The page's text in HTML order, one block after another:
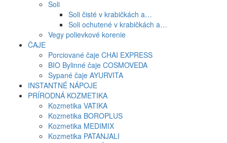
Soli
Soli čisté v krabičkách a…
Soli ochutené v krabičkách a…
Vegy polievkové korenie
ČAJE
Porciované čaje CHAI EXPRESS
BIO Bylinné čaje COSMOVEDA
Sypané čaje AYURVITA
INSTANTNÉ NÁPOJE
PRÍRODNÁ KOZMETIKA
Kozmetika VATIKA
Kozmetika BOROPLUS
Kozmetika MEDIMIX
Kozmetika PATANJALI